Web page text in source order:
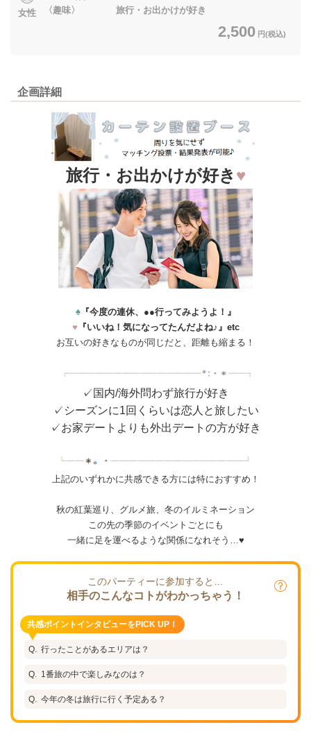
女性 〈趣味〉 旅行・お出かけが好き
2,500 円(税込)
企画詳細
旅行・お出かけが好き ♥
♠『今度の連休、●●行ってみようよ！』
♥ 『いいね！気になってたんだよね♪』etc
お互いの好きなものが同じだと、距離も縮まる！
✓国内/海外問わず旅行が好き
✓シーズンに1回くらいは恋人と旅したい
✓お家デートよりも外出デートの方が好き
上記のいずれかに共感できる方には特におすすめ！
秋の紅葉巡り、グルメ旅、冬のイルミネーション
この先の季節のイベントごとにも
一緒に足を運べるような関係になれそう…♥
このパーティーに参加すると…
相手のこんなコトがわかっちゃう！
共感ポイントインタビューをPICK UP！
行ったことがあるエリアは？
1番旅の中で楽しみなのは？
今年の冬は旅行に行く予定ある？